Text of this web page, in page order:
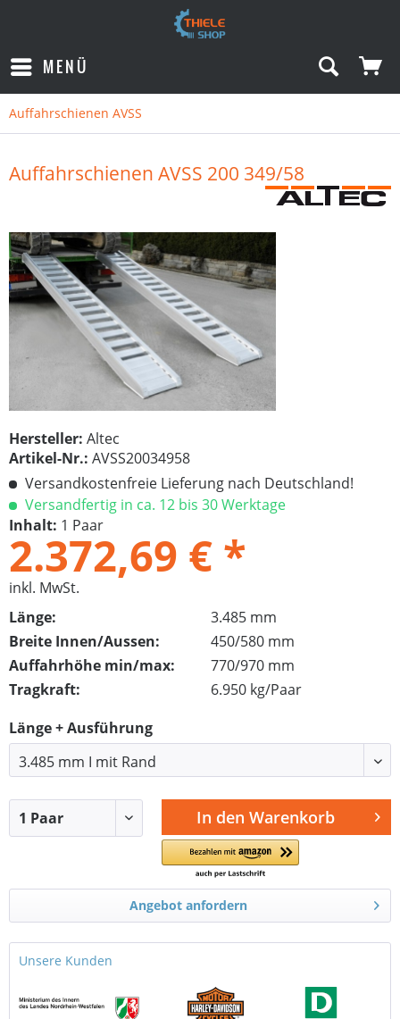
MENÜ
Auffahrschienen AVSS
Auffahrschienen AVSS 200 349/58
Hersteller: Altec
Artikel-Nr.: AVSS20034958
Versandkostenfreie Lieferung nach Deutschland!
Versandfertig in ca. 12 bis 30 Werktage
Inhalt: 1 Paar
2.372,69 € *
inkl. MwSt.
Länge:
3.485 mm
Breite Innen/Aussen:
450/580 mm
Auffahrhöhe min/max:
770/970 mm
Tragkraft:
6.950 kg/Paar
Länge + Ausführung
In den Warenkorb
Angebot anfordern
Unsere Kunden